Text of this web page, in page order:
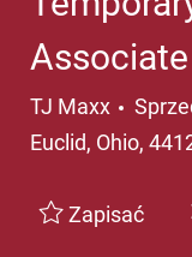
Associate
TJ Maxx
Euclid, Ohio,
Zapisać